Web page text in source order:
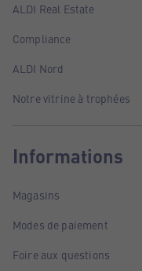
ALDI Real Estate
Compliance
ALDI Nord
Notre vitrine à trophées
Informations
Magasins
Modes de paiement
Foire aux questions